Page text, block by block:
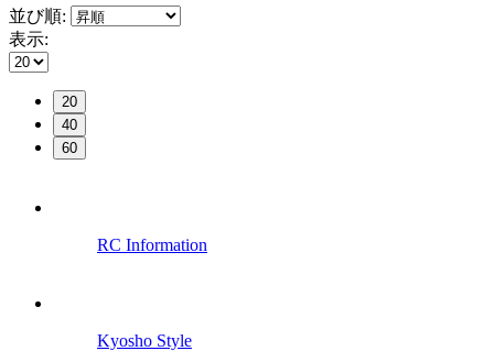
並び順:
表示:
20
40
60
RC Information
Kyosho Style